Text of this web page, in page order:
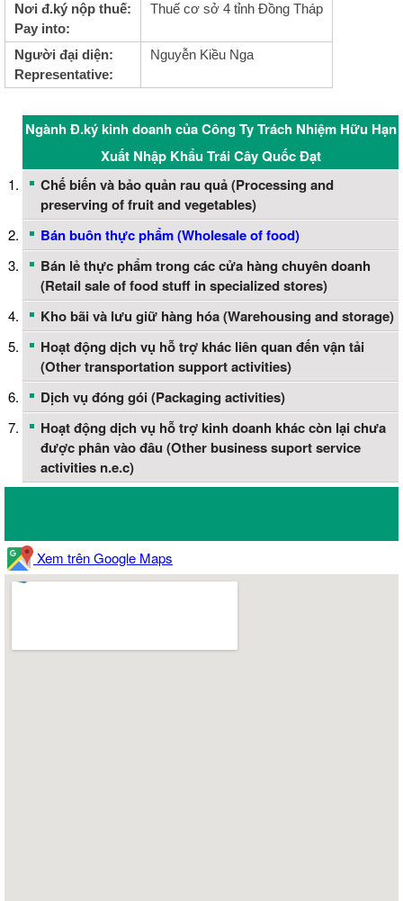
Nơi đ.ký nộp thuế:
Pay into:
Thuế cơ sở 4 tỉnh Đồng Tháp
Người đại diện:
Representative:
Nguyễn Kiều Nga
Ngành Đ.ký kinh doanh của Công Ty Trách Nhiệm Hữu Hạn
Xuất Nhập Khẩu Trái Cây Quốc Đạt
Chế biến và bảo quản rau quả (Processing and
preserving of fruit and vegetables)
Bán buôn thực phẩm (Wholesale of food)
Bán lẻ thực phẩm trong các cửa hàng chuyên doanh
(Retail sale of food stuff in specialized stores)
Kho bãi và lưu giữ hàng hóa (Warehousing and storage)
Hoạt động dịch vụ hỗ trợ khác liên quan đến vận tải
(Other transportation support activities)
Dịch vụ đóng gói (Packaging activities)
Hoạt động dịch vụ hỗ trợ kinh doanh khác còn lại chưa
được phân vào đâu (Other business suport service
activities n.e.c)
Xem trên Google Maps